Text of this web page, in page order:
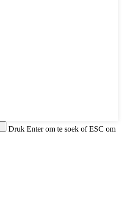
Druk Enter om te soek of ESC om